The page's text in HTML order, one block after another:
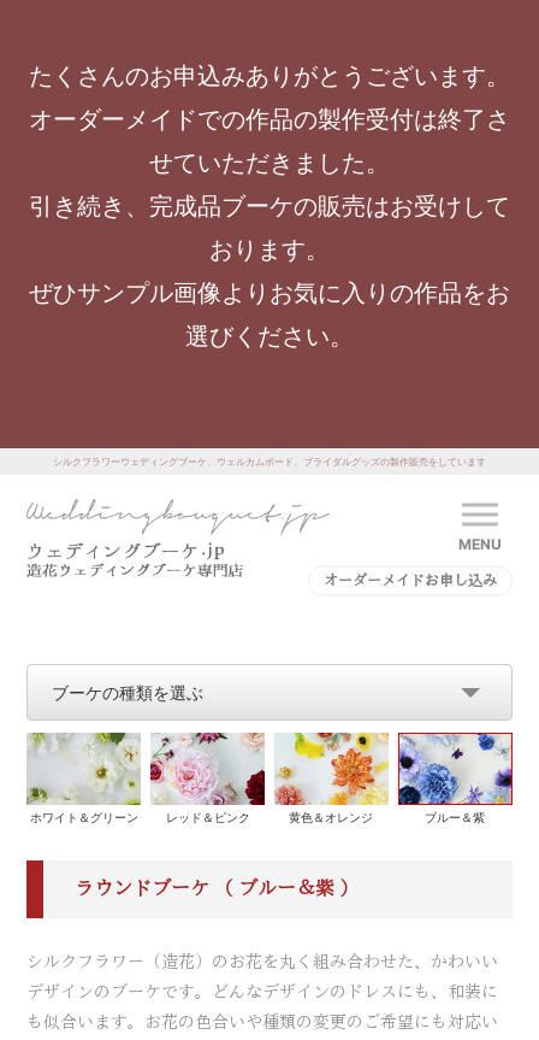
たくさんのお申込みありがとうございます。
オーダーメイドでの作品の製作受付は終了さ
せていただきました。
引き続き、完成品ブーケの販売はお受けして
おります。
ぜひサンプル画像よりお気に入りの作品をお
選びください。
シルクフラワーウェディングブーケ、ウェルカムボード、ブライダルグッズの製作販売をしています
MENU
オーダーメイドお申し込み
ブーケの種類を選ぶ
ホワイト＆グリーン レッド＆ピンク 黄色＆オレンジ ブルー＆紫
ラウンドブーケ （ ブルー＆紫 ）
シルクフラワー（造花）のお花を丸く組み合わせた、かわいい
デザインのブーケです。どんなデザインのドレスにも、和装に
も似合います。お花の色合いや種類の変更のご希望にも対応い